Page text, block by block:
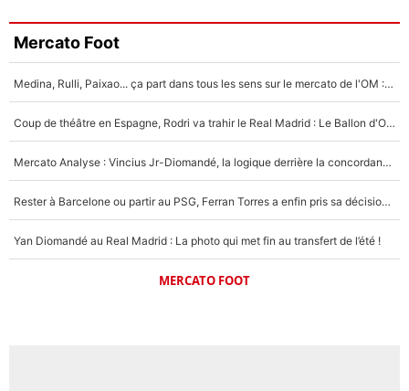
Mercato Foot
Medina, Rulli, Paixao... ça part dans tous les sens sur le mercato de l'OM : Frank McCourt va enfin récupérer l'argent qu'il attend ?
Coup de théâtre en Espagne, Rodri va trahir le Real Madrid : Le Ballon d'Or a choisi de signer au FC Barcelone !
Mercato Analyse : Vincius Jr-Diomandé, la logique derrière la concordance des temps
Rester à Barcelone ou partir au PSG, Ferran Torres a enfin pris sa décision : La course contre la montre est lancée !
Yan Diomandé au Real Madrid : La photo qui met fin au transfert de l’été !
MERCATO FOOT